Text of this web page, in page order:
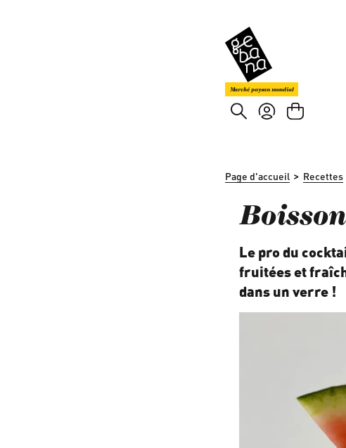
Marché paysan mondial
Page d'accueil > Recettes
Le pro du
fruitées et
dans un verre !